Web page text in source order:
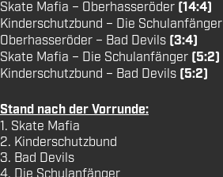
Skate Mafia – Oberhasseröder (14:4)
Kinderschutzbund – Die Schulanfänger
Oberhasseröder – Bad Devils (3:4)
Skate Mafia – Die Schulanfänger (5:2)
Kinderschutzbund – Bad Devils (5:2)
Stand nach der Vorrunde:
1. Skate Mafia
2. Kinderschutzbund
3. Bad Devils
4. Die Schulanfänger